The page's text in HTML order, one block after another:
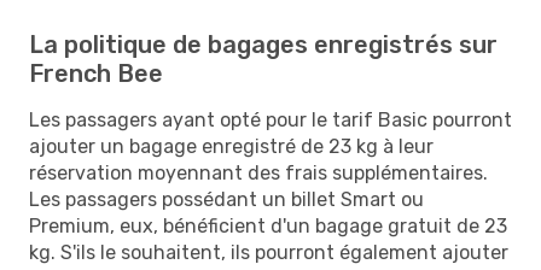
La politique de bagages enregistrés sur
French Bee
Les passagers ayant opté pour le tarif Basic pourront
ajouter un bagage enregistré de 23 kg à leur
réservation moyennant des frais supplémentaires.
Les passagers possédant un billet Smart ou
Premium, eux, bénéficient d'un bagage gratuit de 23
kg. S'ils le souhaitent, ils pourront également ajouter